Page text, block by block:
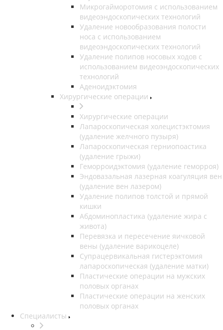
Микрогайморотомия с использованием
видеоэндоскопических технологий
Удаление новообразования полости
носа с использованием
видеоэндоскопических технологий
Удаление полипов носовых ходов с
использованием видеоэндоскопических
технологий
Аденоидэктомия
Хирургические операции
Хирургические операции
Лапароскопическая холецистэктомия
(удаление желчного пузыря)
Лапароскопическая герниопоастика
(удаление грыжи)
Геморроидэктомия (удаление геморроя)
Эндовазальная лазерная коагуляция вен
(удаление вен лазером)
Удаление полипов толстой и прямой
кишки
Абдоминопластика (удаление жира с
живота)
Перевязка и пересечение яичковой
вены (удаление варикоцеле)
Супрацервикальная гистерэктомия
лапароскопическая (удаление матки)
Пластические операции на мужских
половых органах
Пластические операции на женских
половых органах
Специалисты